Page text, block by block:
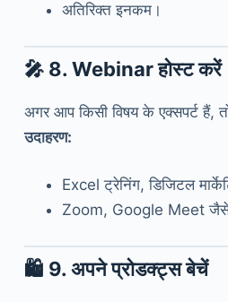
अतिरिक्त इनकम।
🎤 8. Webinar होस्ट करें
अगर आप किसी विषय के एक्सपर्ट हैं,
उदाहरण:
Excel ट्रेनिंग, डिजिटल
Zoom, Google Meet जैसे
🛍 9. अपने प्रोडक्ट्स बेचें